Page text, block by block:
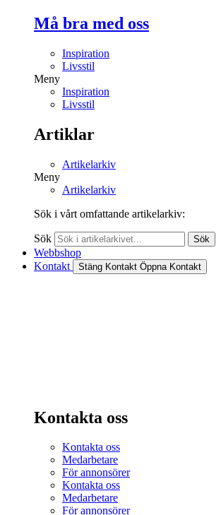
Må bra med oss
Inspiration
Livsstil
Meny
Inspiration
Livsstil
Artiklar
Artikelarkiv
Meny
Artikelarkiv
Sök i vårt omfattande artikelarkiv:
Sök Sök
Webbshop
Kontakt
Stäng Kontakt Öppna Kontakt
Kontakta oss
Kontakta oss
Medarbetare
För annonsörer
Kontakta oss
Medarbetare
För annonsörer